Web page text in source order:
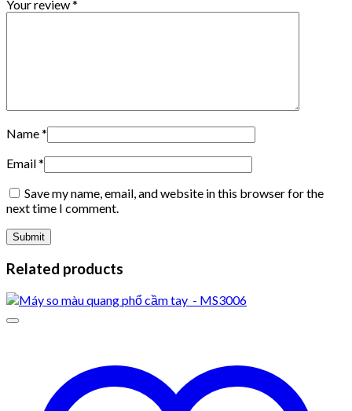
Your review*
Name*
Email*
Save my name, email, and website in this browser for the
next time I comment.
Related products